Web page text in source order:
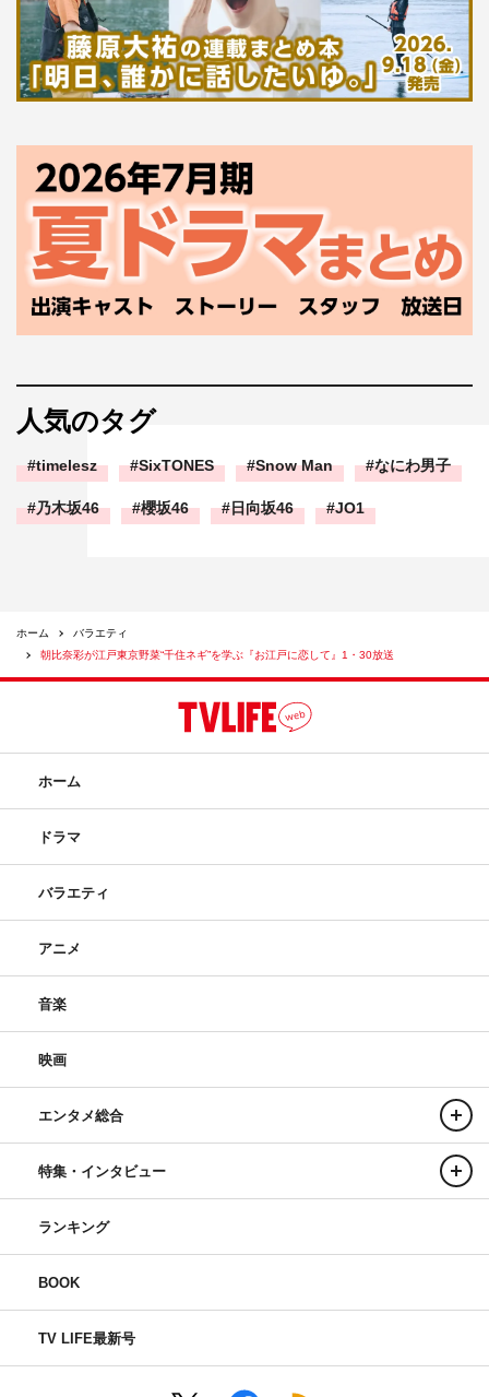
人気のタグ
timelesz SixTONES Snow Man なにわ男子
乃木坂46 櫻坂46 日向坂46 JO1
ホーム
バラエティ
朝比奈彩が江戸東京野菜“千住ネギ”を学ぶ『お江戸に恋して』1・30放送
ホーム
ドラマ
バラエティ
アニメ
音楽
映画
エンタメ総合
特集・インタビュー
ランキング
BOOK
TV LIFE最新号